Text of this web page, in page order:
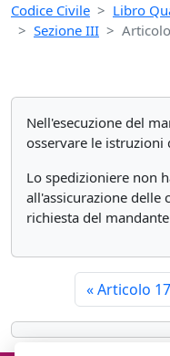
Codice Civile Libro
Sezione III
Nell'esecuzione del
osservare le istruzioni
Lo spedizioniere non
all'assicurazione delle
richiesta del mandante
«Articolo